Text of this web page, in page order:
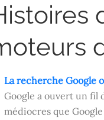
La recherche Google
Google a ouvert un fil
médiocres que